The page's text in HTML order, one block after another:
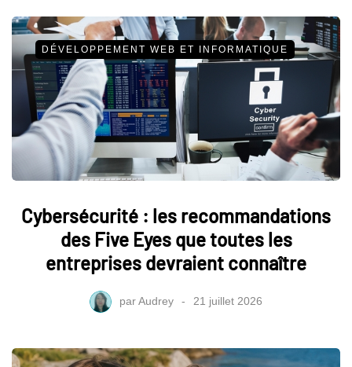
DÉVELOPPEMENT WEB ET INFORMATIQUE
Cybersécurité : les recommandations
des Five Eyes que toutes les
entreprises devraient connaître
parAudrey 21 juillet 2026